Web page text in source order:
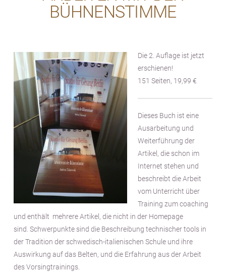
BÜHNENSTIMME
Die 2. Auflage ist jetzt
erschienen!
151 Seiten, 19,99 €
Dieses Buch ist eine
Ausarbeitung und
Weiterführung der
Artikel, die schon im
Internet stehen und
beschreibt die Arbeit
vom Unterricht über
Training zum coaching
und enthält mehrere Artikel, die nicht in der Homepage
sind. Schwerpunkte sind die Beschreibung technischer tools in
der Tradition der schwedisch-italienischen Schule und ihre
Auswirkung auf das Belten, und die Erfahrung aus der Arbeit
des Vorsingtrainings.